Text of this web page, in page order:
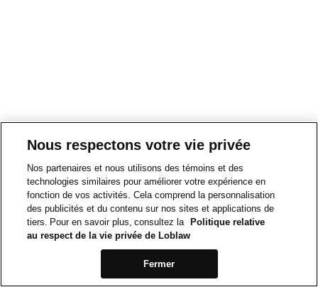
Nous respectons votre vie privée
Nos partenaires et nous utilisons des témoins et des
technologies similaires pour améliorer votre expérience en
fonction de vos activités. Cela comprend la personnalisation
des publicités et du contenu sur nos sites et applications de
tiers. Pour en savoir plus, consultez la
Politique relative
au respect de la vie privée de Loblaw
Fermer